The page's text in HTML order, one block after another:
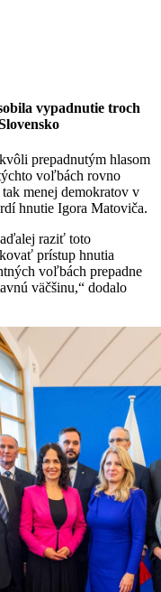
vypadnutie troch
prepadnutým hlasom
voľbách rovno
menej demokratov v
hnutie Igora Matoviča.
raziť toto
prístup hnutia
voľbách prepadne
väčšinu,“ dodalo